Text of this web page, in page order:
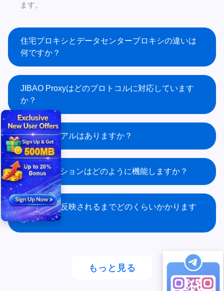
ます。
住宅プロキシとデータセンタープロキシの違いは
何ですか？
JIBAO Proxyはどのプロトコルに対応しています
か？
無料トライアルはありますか？
IPローテーションはどのように機能しますか？
チャージが反映されるまでどのくらいかかります
か？
もっと見る